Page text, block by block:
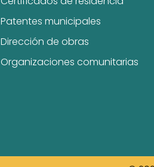
Patentes municipales
Dirección de obras
Organizaciones comunitarias